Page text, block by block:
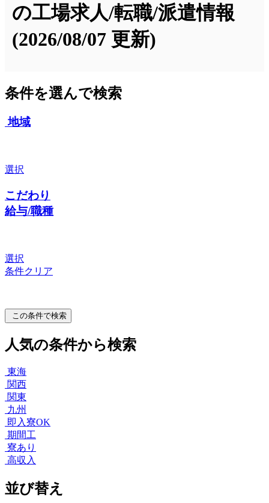
の工場求人/転職/派遣情報
(2026/08/07 更新)
条件を選んで検索
地域
選択
こだわり
給与/職種
選択
条件クリア
この条件で検索
人気の条件から検索
東海
関西
関東
九州
即入寮OK
期間工
寮あり
高収入
並び替え